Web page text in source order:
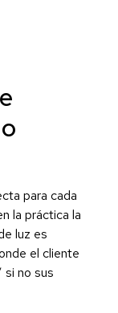
para cada
la práctica la
luz es
el cliente
si no sus